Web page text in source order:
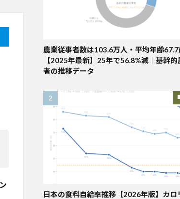
農業従事者数は103.6万人・平均年齢67.7
【2025年最新】25年で56.8%減｜基幹的
者の推移データ
日本の食料自給率推移【2026年版】カロ